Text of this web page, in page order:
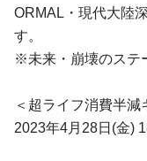
ORMAL・現代大陸
す。
※未来・崩壊のステ
＜超ライフ消費半減
2023年4月28日(金)